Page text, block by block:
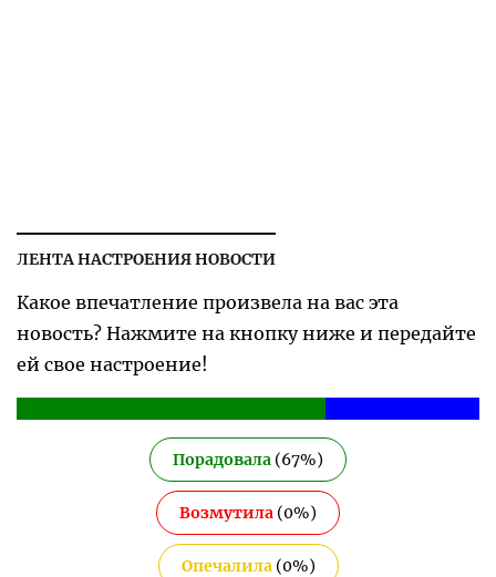
ЛЕНТА НАСТРОЕНИЯ НОВОСТИ
Какое впечатление произвела на вас эта
новость? Нажмите на кнопку ниже и передайте
ей свое настроение!
Порадовала (67%)
Возмутила (0%)
Опечалила(0%)